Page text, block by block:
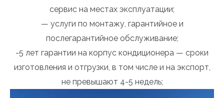
сервис на местах эксплуатации;
— услуги по монтажу, гарантийное и
послегарантийное обслуживание;
-5 лет гарантии на корпус кондиционера — сроки
изготовления и отгрузки, в том числе и на экспорт,
не превышают 4-5 недель;